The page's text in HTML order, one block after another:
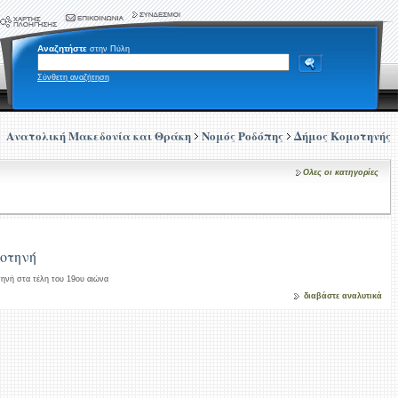
Αναζητήστε στην Πύλη
Σύνθετη αναζήτηση
Ανατολική Μακεδονία και Θράκη Νομός Ροδόπης Δήμος Κομοτηνής
Ολες οι κατηγορίες
στα τέλη του 19ου αιώνα
διαβάστε αναλυτικά